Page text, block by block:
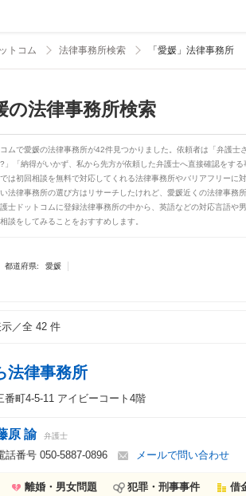
トコム 法律事務所検索 「愛媛」法律事務所
の法律事務所検索
ムで愛媛の法律事務所が42件見つかりました。依頼者は「弁護
」「納得がいかず、私から先方が依頼した弁護士へ直接確認をす
は初回相談を無料で対応してくれる法律事務所やバリアフリーに
法律事務所の選び方はリサーチしたけれど、愛媛近くの法律事務
士ドットコムに登録法律事務所の中から、英語などの対応言語や
談をしてみることをおすすめします。
都道府県: 愛媛
／全 42 件
法律事務所
番町4-5-11 アイビーコート4階
原 諭 弁護士
話番号 050-5887-0896 メールで問い合わせ
離婚・男女問題 犯罪・刑事事件 借